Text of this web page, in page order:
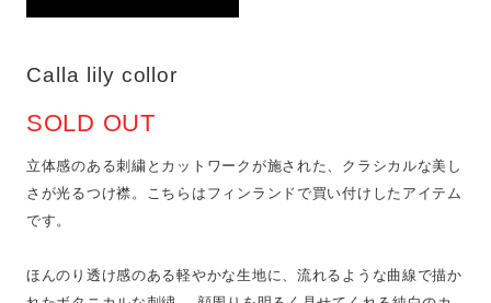
Calla lily collor
SOLD OUT
立体感のある刺繍とカットワークが施された、クラシカルな美し
さが光るつけ襟。こちらはフィンランドで買い付けしたアイテム
です。
ほんのり透け感のある軽やかな生地に、流れるような曲線で描か